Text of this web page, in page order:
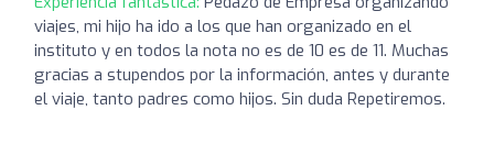
viajes, mi hijo ha ido a los que han organizado en el
instituto y en todos la nota no es de 10 es de 11. Muchas
gracias a stupendos por la información, antes y durante
el viaje, tanto padres como hijos. Sin duda Repetiremos.